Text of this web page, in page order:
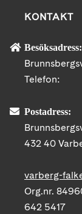
KONTAKT
Besöksadress:
Telefon:
Postadress:
432 40
varberg-
Org.nr.
642 5417